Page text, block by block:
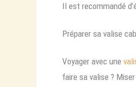
Il est recommandé
Préparer sa valise
Voyager avec une
faire sa valise ?